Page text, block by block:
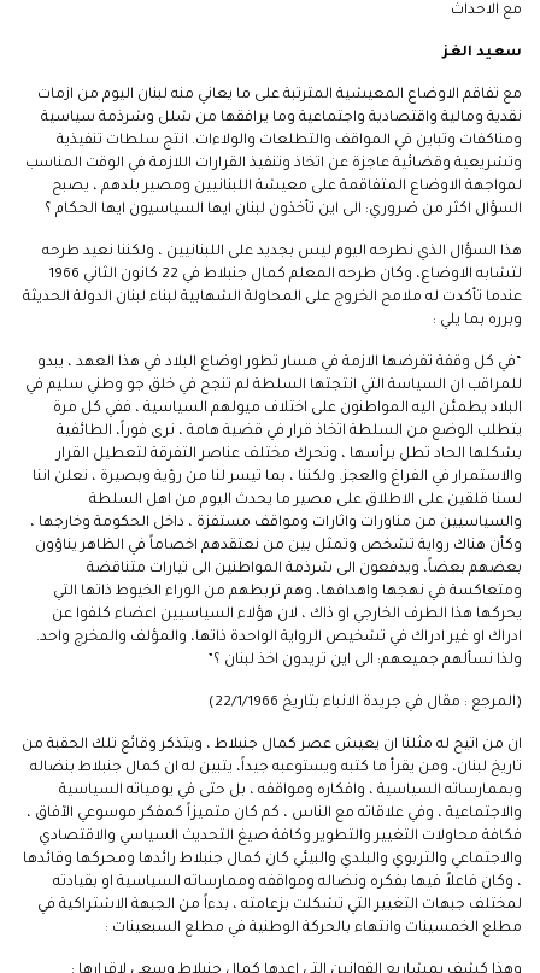
مع الاحداث
سعيد الغز
مع تفاقم الاوضاع المعيشية المترتبة على ما يعاني منه لبنان اليوم من ازمات
نقدية ومالية واقتصادية واجتماعية وما يرافقها من شلل وشرذمة سياسية
ومناكفات وتباين في المواقف والتطلعات والولاءات. انتج سلطات تنفيذية
وتشريعية وقضائية عاجزة عن اتخاذ وتنفيذ القرارات اللازمة في الوقت المناسب
لمواجهة الاوضاع المتفاقمة على معيشة اللبنانيين ومصير بلدهم ، يصبح
السؤال اكثر من ضروري: الى اين تأخذون لبنان ايها السياسيون ايها الحكام ؟
هذا السؤال الذي نطرحه اليوم ليس بجديد على اللبنانيين ، ولكننا نعيد طرحه
لتشابه الاوضاع، وكان طرحه المعلم كمال جنبلاط في 22 كانون الثاني 1966
عندما تأكدت له ملامح الخروج على المحاولة الشهابية لبناء لبنان الدولة الحديثة
وبرره بما يلي :
“في كل وقفة تفرضها الازمة في مسار تطور اوضاع البلاد في هذا العهد ، يبدو
للمراقب ان السياسة التي انتجتها السلطة لم تنجح في خلق جو وطني سليم في
البلاد يطمئن اليه المواطنون على اختلاف ميولهم السياسية ، ففي كل مرة
يتطلب الوضع من السلطة اتخاذ قرار في قضية هامة ، نرى فوراً، الطائفية
بشكلها الحاد تطل برأسها ، وتحرك مختلف عناصر التفرقة لتعطيل القرار
والاستمرار في الفراغ والعجز. ولكننا ، بما تيسر لنا من رؤية وبصيرة ، نعلن اننا
لسنا قلقين على الاطلاق على مصير ما يحدث اليوم من اهل السلطة
والسياسيين من مناورات واثارات ومواقف مستفزة ، داخل الحكومة وخارجها ،
وكأن هناك رواية تشخص وتمثل بين من نعتقدهم اخصاماً في الظاهر يناؤون
بعضهم بعضاً، ويدفعون الى شرذمة المواطنين الى تيارات متناقضة
ومتعاكسة في نهجها واهدافها، وهم تربطهم من الوراء الخيوط ذاتها التي
يحركها هذا الطرف الخارجي او ذاك ، لان هؤلاء السياسيين اعضاء كلفوا عن
ادراك او غير ادراك في تشخيص الرواية الواحدة ذاتها، والمؤلف والمخرج واحد.
ولذا نسألهم جميعهم: الى اين تريدون اخذ لبنان ؟”
(المرجع : مقال في جريدة الانباء بتاريخ 22/1/1966)
ان من اتيح له مثلنا ان يعيش عصر كمال جنبلاط ، ويتذكر وقائع تلك الحقبة من
تاريخ لبنان، ومن يقرأ ما كتبه ويستوعبه جيداً، يتبين له ان كمال جنبلاط بنضاله
وبممارساته السياسية ، وافكاره ومواقفه ، بل حتى في يومياته السياسية
والاجتماعية ، وفي علاقاته مع الناس ، كم كان متميزاً كمفكر موسوعي الآفاق ،
فكافة محاولات التغيير والتطوير وكافة صيغ التحديث السياسي والاقتصادي
والاجتماعي والتربوي والبلدي والبيئي كان كمال جنبلاط رائدها ومحركها وقائدها
، وكان فاعلاً فيها بفكره ونضاله ومواقفه وممارساته السياسية او بقيادته
لمختلف جبهات التغيير التي تشكلت بزعامته ، بدءاً من الجبهة الاشتراكية في
مطلع الخمسينات وانتهاء بالحركة الوطنية في مطلع السبعينات :